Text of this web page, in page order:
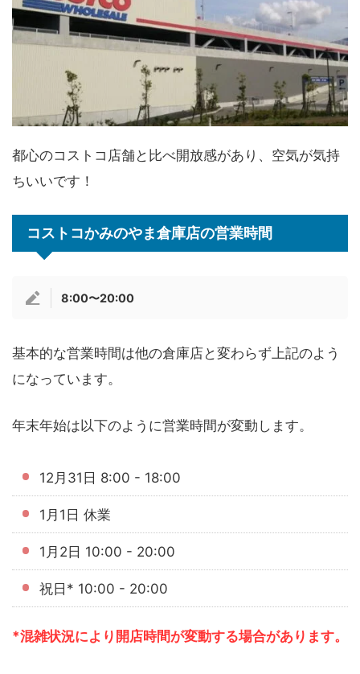
都心のコストコ店舗と比べ開放感があり、空気が気持
ちいいです！
コストコかみのやま倉庫店の営業時間
8:00〜20:00
基本的な営業時間は他の倉庫店と変わらず上記のよう
になっています。
年末年始は以下のように営業時間が変動します。
12月31日 8:00 - 18:00
1月1日 休業
1月2日 10:00 - 20:00
祝日* 10:00 - 20:00
*混雑状況により開店時間が変動する場合があります。